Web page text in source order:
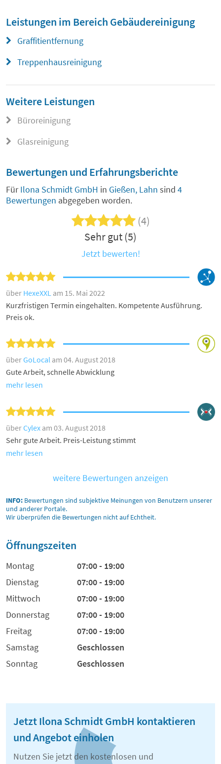
Leistungen im Bereich Gebäudereinigung
Graffitientfernung
Treppenhausreinigung
Weitere Leistungen
Büroreinigung
Glasreinigung
Bewertungen und Erfahrungsberichte
FürIlona Schmidt GmbH in Gießen, Lahn sind 4
Bewertungen abgegeben worden.
(4)
Sehr gut (5)
Jetzt bewerten!
über HexeXXL am 15. Mai 2022
Kurzfristigen Termin eingehalten. Kompetente Ausführung.
Preis ok.
überGoLocal am 04. August 2018
Gute Arbeit, schnelle Abwicklung
mehr lesen
überCylex am 03. August 2018
Sehr gute Arbeit. Preis-Leistung stimmt
mehr lesen
weitere Bewertungen anzeigen
INFO: Bewertungen sind subjektive Meinungen von Benutzern unserer
und anderer Portale.
Wir überprüfen die Bewertungen nicht auf Echtheit.
Öffnungszeiten
Montag
07:00 - 19:00
Dienstag
07:00 - 19:00
Mittwoch
07:00 - 19:00
Donnerstag
07:00 - 19:00
Freitag
07:00 - 19:00
Samstag
Geschlossen
Sonntag
Geschlossen
Jetzt Ilona Schmidt GmbH kontaktieren
und Angebot einholen
Nutzen Sie jetzt den kostenlosen und